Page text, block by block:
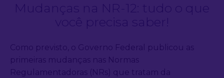
Mudanças na NR-12: tudo o que
você precisa saber!
Como previsto, o Governo Federal publicou as
primeiras mudanças nas Normas
Regulamentadoras (NRs) que tratam da